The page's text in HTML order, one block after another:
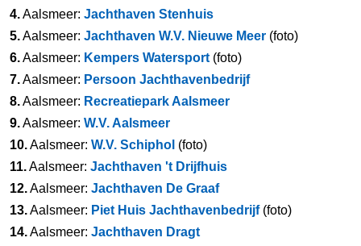
4.Aalsmeer: Jachthaven Stenhuis
5.Aalsmeer: Jachthaven W.V. Nieuwe Meer (foto)
6.Aalsmeer: Kempers Watersport (foto)
7.Aalsmeer: Persoon Jachthavenbedrijf
8.Aalsmeer: Recreatiepark Aalsmeer
9.Aalsmeer: W.V. Aalsmeer
10.Aalsmeer: W.V. Schiphol (foto)
11.Aalsmeer: Jachthaven 't Drijfhuis
12.Aalsmeer: Jachthaven De Graaf
13.Aalsmeer: Piet Huis Jachthavenbedrijf(foto)
14.Aalsmeer: Jachthaven Dragt